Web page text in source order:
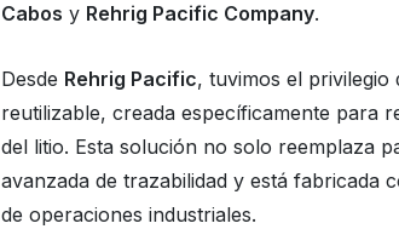
Cabos y Rehrig Pacific Company.
Desde Rehrig Pacific, tuvimos el privilegio
reutilizable, creada específicamente para
del litio. Esta solución no solo reemplaza
avanzada de trazabilidad y está fabricada
de operaciones industriales.